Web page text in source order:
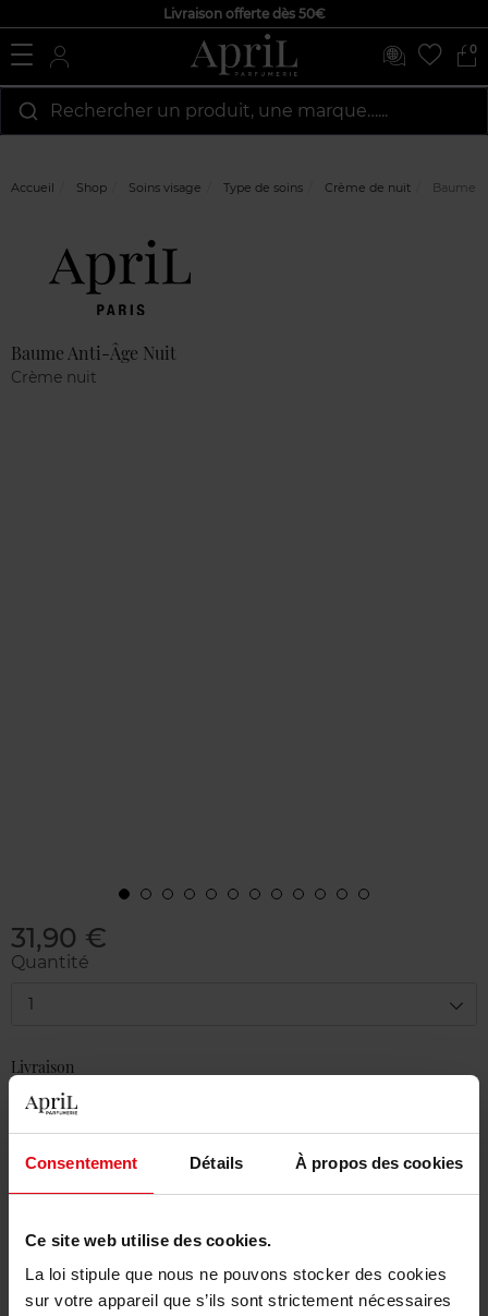
Consentement Détails À propos des cookies
Ce site web utilise des cookies.
La loi stipule que nous ne pouvons stocker des cookies
sur votre appareil que s’ils sont strictement nécessaires
Livraison offerte dès 50€
0
Rechercher un produit, une marque…...
Accueil Shop Soins visage Type de soins Crème de nuit Baume
Baume Anti-Âge Nuit
Crème nuit
31,90 €
Quantité
1
Livraison
En stock
Ajouter au panier
Livraison gratuite à partir de 50€
Retour gratuit dans votre magasin